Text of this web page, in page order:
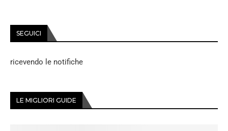
SEGUICI
ricevendo le notifiche
LE MIGLIORI GUIDE